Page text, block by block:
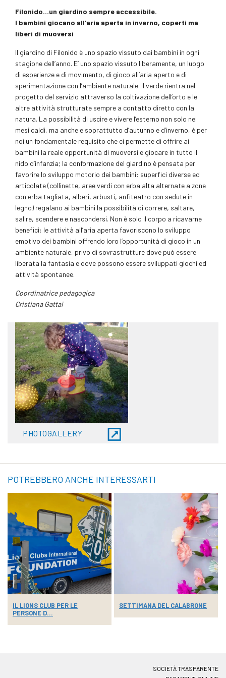
Filonido…un giardino sempre accessibile.
I bambini giocano all’aria aperta in inverno, coperti ma
liberi di muoversi
Il giardino di Filonido è uno spazio vissuto dai bambini in ogni
stagione dell’anno. E’ uno spazio vissuto liberamente, un luogo
di esperienze e di movimento, di gioco all’aria aperto e di
sperimentazione con l’ambiente naturale. Il verde rientra nel
progetto del servizio attraverso la coltivazione dell’orto e le
altre attività strutturate sempre a contatto diretto con la
natura. La possibilità di uscire e vivere l’esterno non solo nei
mesi caldi, ma anche e soprattutto d’autunno e d’inverno, è per
noi un fondamentale requisito che ci permette di offrire ai
bambini la reale opportunità di muoversi e giocare in tutto il
nido d’infanzia; la conformazione del giardino è pensata per
favorire lo sviluppo motorio dei bambini: superfici diverse ed
articolate (collinette, aree verdi con erba alta alternate a zone
con erba tagliata, alberi, arbusti, anfiteatro con sedute in
legno) regalano ai bambini la possibilità di correre, saltare,
salire, scendere e nascondersi. Non è solo il corpo a ricavarne
benefici: le attività all’aria aperta favoriscono lo sviluppo
emotivo dei bambini offrendo loro l’opportunità di gioco in un
ambiente naturale, privo di sovrastrutture dove può essere
liberata la fantasia e dove possono essere sviluppati giochi ed
attività spontanee.
Coordinatrice pedagogica
Cristiana Gattai
PHOTOGALLERY
POTREBBERO ANCHE INTERESSARTI
IL LIONS CLUB PER LE
PERSONE D...
SETTIMANA DEL CALABRONE
SOCIETÀ TRASPARENTE